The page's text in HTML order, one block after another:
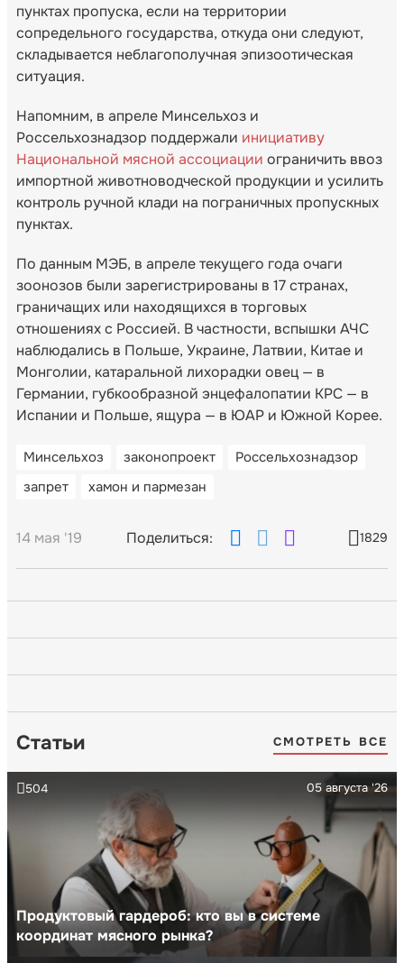
пунктах пропуска, если на территории
сопредельного государства, откуда они следуют,
складывается неблагополучная эпизоотическая
ситуация.
Напомним, в апреле Минсельхоз и
Россельхознадзор поддержали инициативу
Национальной мясной ассоциации ограничить ввоз
импортной животноводческой продукции и усилить
контроль ручной клади на пограничных пропускных
пунктах.
По данным МЭБ, в апреле текущего года очаги
зоонозов были зарегистрированы в 17 странах,
граничащих или находящихся в торговых
отношениях с Россией. В частности, вспышки АЧС
наблюдались в Польше, Украине, Латвии, Китае и
Монголии, катаральной лихорадки овец — в
Германии, губкообразной энцефалопатии КРС — в
Испании и Польше, ящура — в ЮАР и Южной Корее.
Минсельхоз законопроект
Россельхознадзор
запрет
хамон и пармезан
14 мая '19 Поделиться: 1829
Статьи СМОТРЕТЬ ВСЕ
Продуктовый гардероб: кто вы в системе
координат мясного рынка?
05 августа '26
504